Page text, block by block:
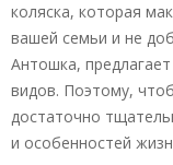
коляска, которая
вашей семьи и не
Антошка, предлагает
видов. Поэтому,
достаточно
и особенностей